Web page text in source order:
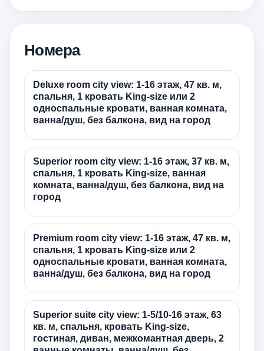
Номера
Deluxe room city view: 1-16 этаж, 47 кв. м,
спальня, 1 кровать King-size или 2
односпальные кровати, ванная комната,
ванна/душ, без балкона, вид на город
Superior room city view: 1-16 этаж, 37 кв. м,
спальня, 1 кровать King-size, ванная
комната, ванна/душ, без балкона, вид на
город
Premium room city view: 1-16 этаж, 47 кв. м,
спальня, 1 кровать King-size или 2
односпальные кровати, ванная комната,
ванна/душ, без балкона, вид на город
Superior suite city view: 1-5/10-16 этаж, 63
кв. м, спальня, кровать King-size,
гостиная, диван, межкомантная дверь, 2